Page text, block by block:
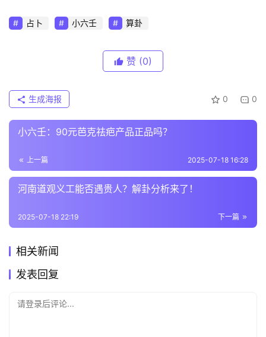
占卜 小六壬 算卦
赞 (0)
0 0
生成海报
小六壬：90元芭克祛疤产品正品吗？
上一篇 2025-07-18 16:28
河南道观义工能否遇贵人？解卦分析来了！
下一篇
2025-07-18 22:19
相关新闻
发表回复
请登录后评论...